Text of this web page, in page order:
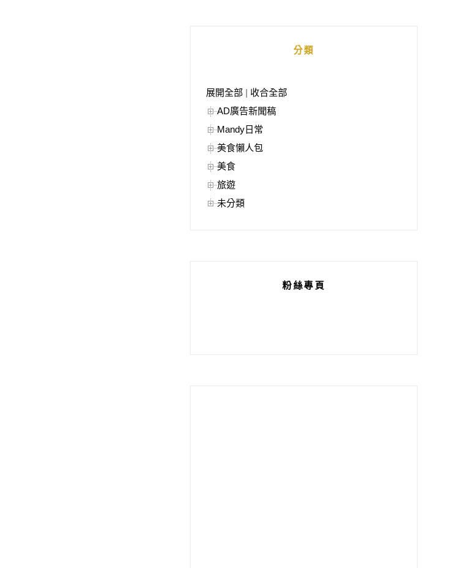
分類
展開全部 | 收合全部
AD廣告新聞稿
Mandy日常
美食懶人包
美食
旅遊
未分類
粉絲專頁